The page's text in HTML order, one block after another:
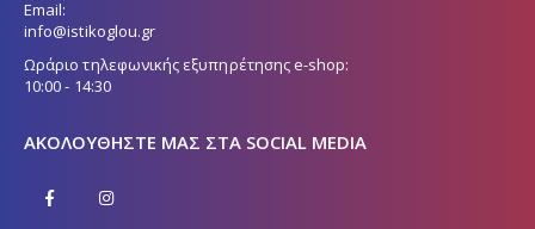
Email:
info@istikoglou.gr
Ωράριο τηλεφωνικής εξυπηρέτησης e-shop:
10:00 - 14:30
ΑΚΟΛΟΥΘΉΣΤΕ ΜΑΣ ΣΤΑ SOCIAL MEDIA